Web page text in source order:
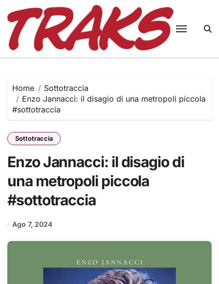
content
Home
Sottotraccia
Enzo Jannacci: il disagio di una metropoli piccola
#sottotraccia
Sottotraccia
Enzo Jannacci: il disagio di
una metropoli piccola
#sottotraccia
Ago 7, 2024